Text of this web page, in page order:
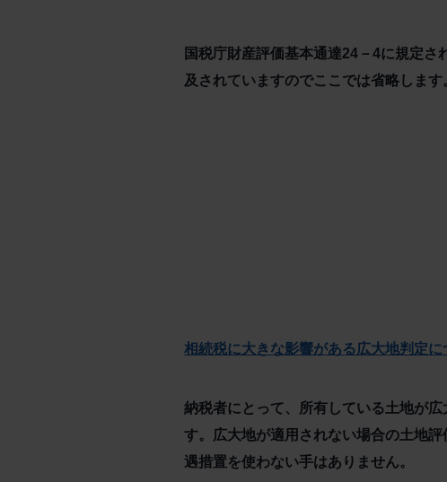
国税庁財産評価基本通達24－4に規定さ
及されていますのでここでは省略します
相続税に大きな影響がある広大地判定に
納税者にとって、所有している土地が
す。広大地が適用されない場合の土地
遇措置を使わない手はありません。